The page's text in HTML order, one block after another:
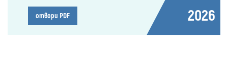
отвори PDF 2026